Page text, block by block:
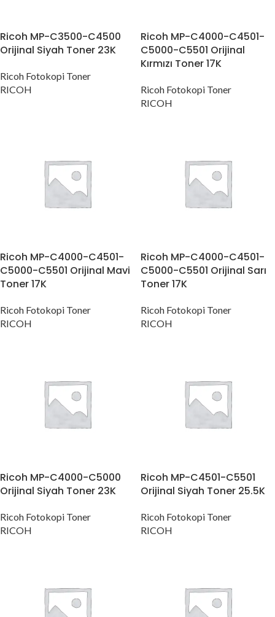
Ricoh MP-C3500-C4500
Orijinal Siyah Toner 23K
Ricoh Fotokopi Toner
RICOH
Ricoh MP-C4000-C4501-
C5000-C5501 Orijinal
Kırmızı Toner 17K
Ricoh Fotokopi Toner
RICOH
Ricoh MP-C4000-C4501-
C5000-C5501 Orijinal Mavi
Toner 17K
Ricoh Fotokopi Toner
RICOH
Ricoh MP-C4000-C4501-
C5000-C5501 Orijinal Sarı
Toner 17K
Ricoh Fotokopi Toner
RICOH
Ricoh MP-C4000-C5000
Orijinal Siyah Toner 23K
Ricoh Fotokopi Toner
RICOH
Ricoh MP-C4501-C5501
Orijinal Siyah Toner 25.5K
Ricoh Fotokopi Toner
RICOH